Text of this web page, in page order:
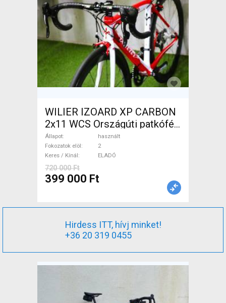
WILIER IZOARD XP CARBON
2x11 WCS Országúti patkófék
használt ELADÓ
Állapot
használt
Fokozatok elöl
2
Keres / Kínál
ELADÓ
720 000 Ft
399 000 Ft
Hirdess ITT, hívj minket!
+36 20 319 0455